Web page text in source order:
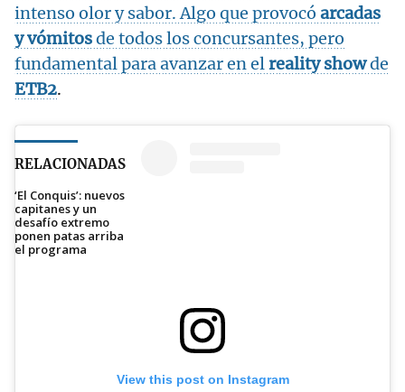
intenso olor y sabor. Algo que provocó arcadas
y vómitosde todos los concursantes, pero
fundamental para avanzar en elreality showde
ETB2.
RELACIONADAS
‘El Conquis’: nuevos
capitanes y un
desafío extremo
ponen patas arriba
el programa
View this post on Instagram